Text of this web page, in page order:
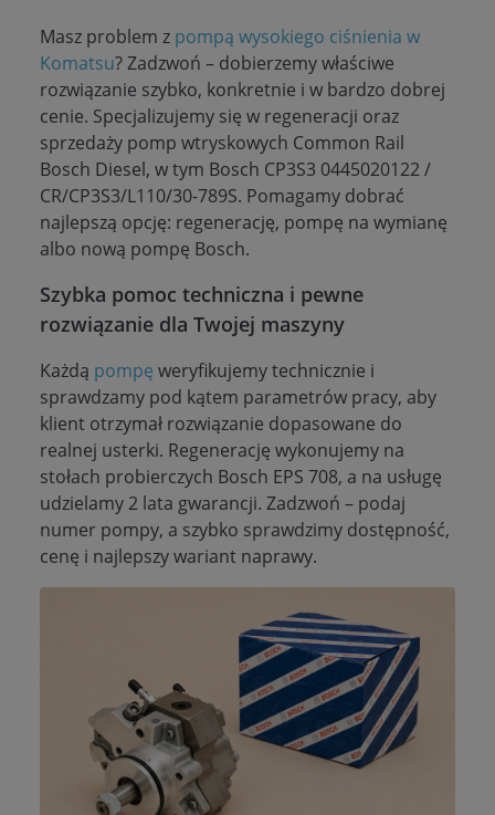
Masz problem z pompą wysokiego ciśnienia w
Komatsu? Zadzwoń – dobierzemy właściwe
rozwiązanie szybko, konkretnie i w bardzo dobrej
cenie. Specjalizujemy się w regeneracji oraz
sprzedaży pomp wtryskowych Common Rail
Bosch Diesel, w tym Bosch CP3S3 0445020122 /
CR/CP3S3/L110/30-789S. Pomagamy dobrać
najlepszą opcję: regenerację, pompę na wymianę
albo nową pompę Bosch.
Szybka pomoc techniczna i pewne
rozwiązanie dla Twojej maszyny
Każdą pompę weryfikujemy technicznie i
sprawdzamy pod kątem parametrów pracy, aby
klient otrzymał rozwiązanie dopasowane do
realnej usterki. Regenerację wykonujemy na
stołach probierczych Bosch EPS 708, a na usługę
udzielamy 2 lata gwarancji. Zadzwoń – podaj
numer pompy, a szybko sprawdzimy dostępność,
cenę i najlepszy wariant naprawy.